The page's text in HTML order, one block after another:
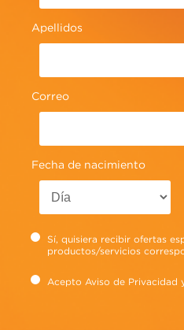
Apellidos
Correo
Fecha de nacimiento
Sí, quisiera recibir ofertas
productos/servicios
Acepto Aviso de Privacidad